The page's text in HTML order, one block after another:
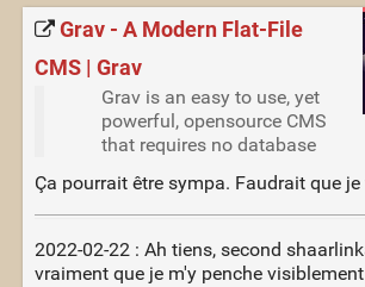
Grav - A Modern Flat-File
CMS | Grav
Grav is an easy to use, yet
powerful, opensource CMS
that requires no database
Ça pourrait être sympa. Faudrait que je
2022-02-22 : Ah tiens, second
vraiment que je m'y penche